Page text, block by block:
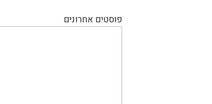
פוסטים אחרונים